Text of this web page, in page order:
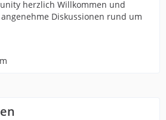
herzlich Willkommen und
Diskussionen rund um